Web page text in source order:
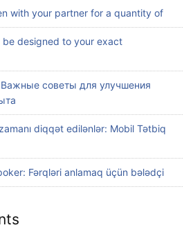
with your partner for a quantity of
be designed to your exact
Важные советы для улучшения
diqqət edilənlər: Mobil Tətbiq
Fərqləri anlamaq üçün bələdçi